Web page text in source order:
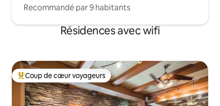
Recommandé par 9 habitants
Résidences avec wifi
Coups de cœur voyageurs les plus appréciés
Coup de cœur voyageurs